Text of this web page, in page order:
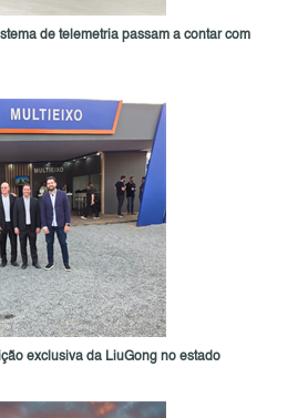
de telemetria passam a contar com
exclusiva da LiuGong no estado